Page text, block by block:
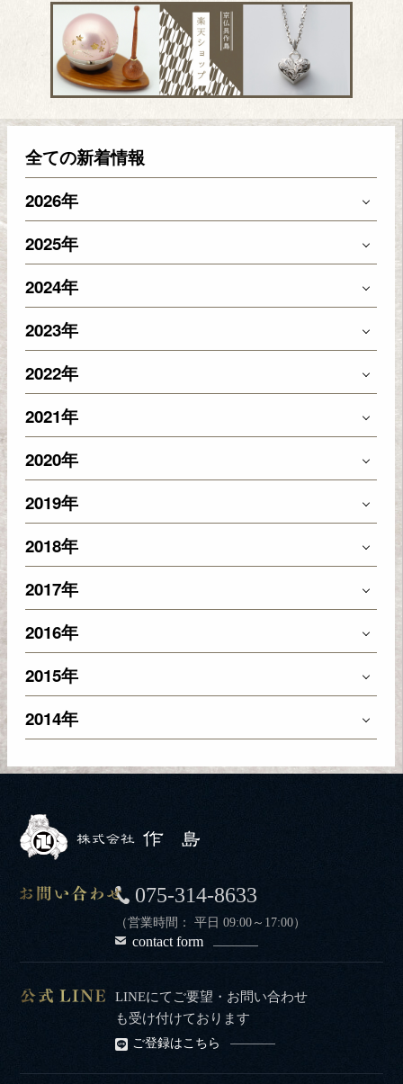
全ての新着情報
2026年
2025年
2024年
2023年
2022年
2021年
2020年
2019年
2018年
2017年
2016年
2015年
2014年
075-314-8633
（営業時間： 平日 09:00～17:00）
contact form
LINEにてご要望・お問い合わせ
も受け付けております
ご登録はこちら